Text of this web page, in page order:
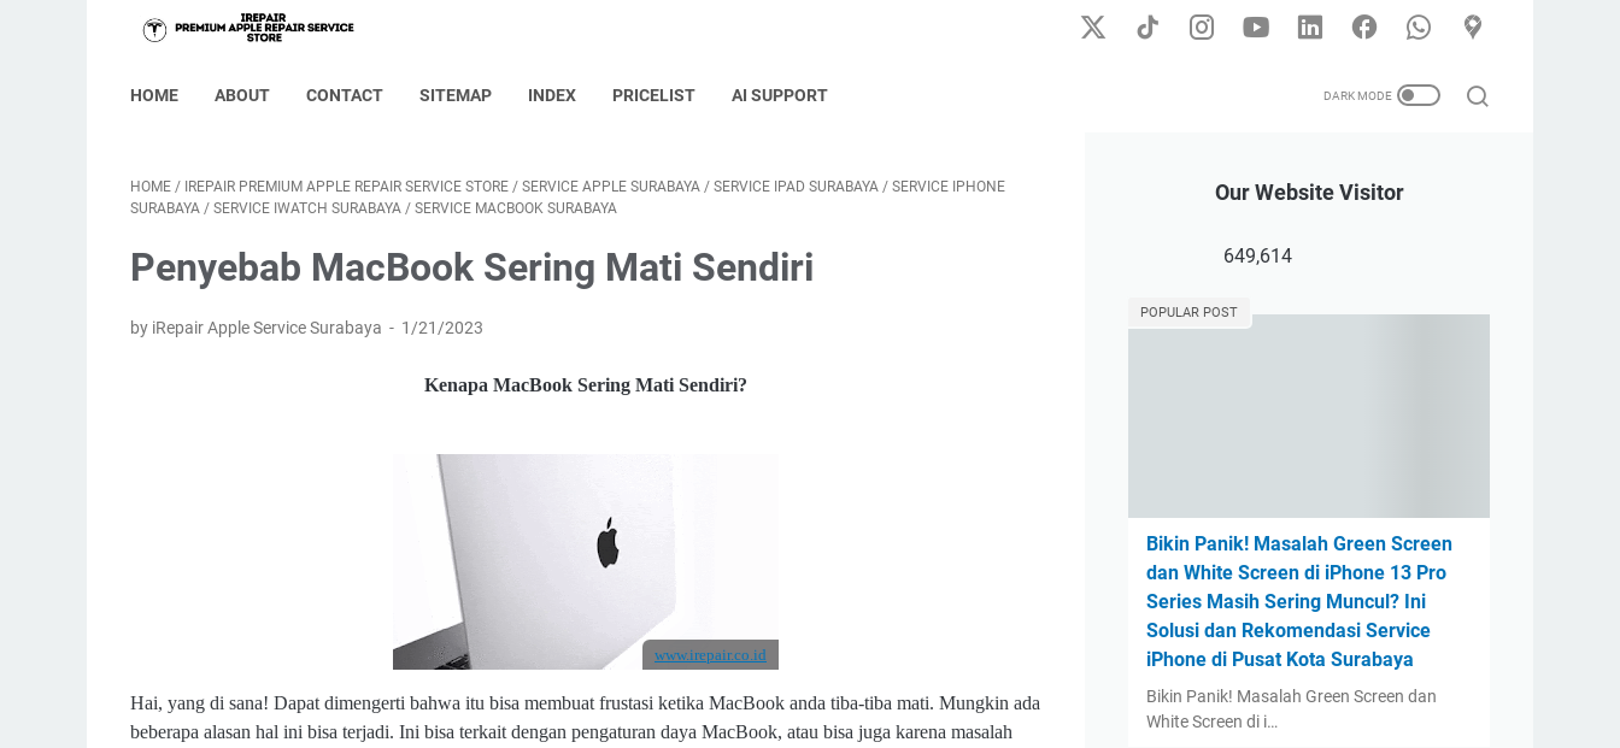
HOME ABOUT CONTACT SITEMAP INDEX PRICELIST AI SUPPORT
HOME / IREPAIR PREMIUM APPLE REPAIR SERVICE STORE / SERVICE APPLE SURABAYA / SERVICE IPAD SURABAYA / SERVICE IPHONE
SURABAYA / SERVICE IWATCH SURABAYA / SERVICE MACBOOK SURABAYA
Penyebab MacBook Sering Mati Sendiri
by iRepair Apple Service Surabaya 1/21/2023
Kenapa MacBook Sering Mati Sendiri?
www.irepair.co.id
Hai, yang di sana! Dapat dimengerti bahwa itu bisa membuat frustasi ketika MacBook anda tiba-tiba mati. Mungkin ada
beberapa alasan hal ini bisa terjadi. Ini bisa terkait dengan pengaturan daya MacBook, atau bisa juga karena masalah
Our Website Visitor
649,614
POPULAR POST
Bikin Panik! Masalah Green Screen
dan White Screen di iPhone 13 Pro
Series Masih Sering Muncul? Ini
Solusi dan Rekomendasi Service
iPhone di Pusat Kota Surabaya
Bikin Panik! Masalah Green Screen dan
White Screen di i…